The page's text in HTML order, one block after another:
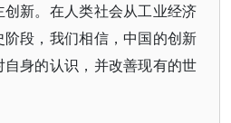
新。在人类社会从工业经济
段，我们相信，中国的创新
身的认识，并改善现有的世